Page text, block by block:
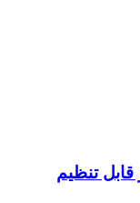
کمپکت هیوندای 25 آمپر قابل تنظیم